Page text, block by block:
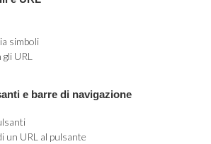
simboli
URL
e barre di navigazione
un URL al pulsante